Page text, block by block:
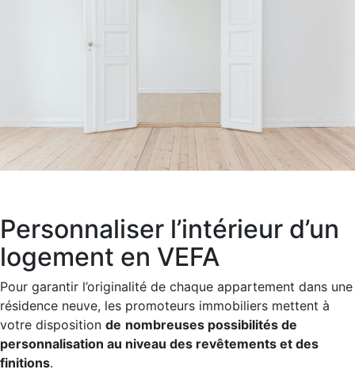
Personnaliser l’intérieur d’un
logement en VEFA
Pour garantir l’originalité de chaque appartement dans une
résidence neuve, les promoteurs immobiliers mettent à
votre disposition de nombreuses possibilités de
personnalisation au niveau des revêtements et des
finitions.